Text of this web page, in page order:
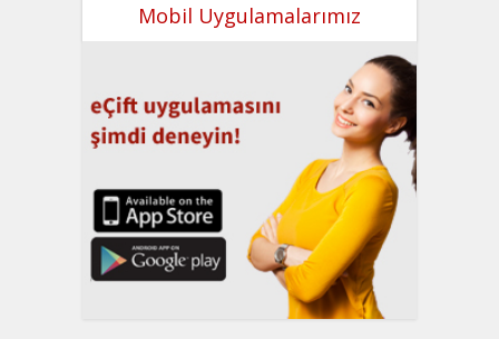
Mobil Uygulamalarımız